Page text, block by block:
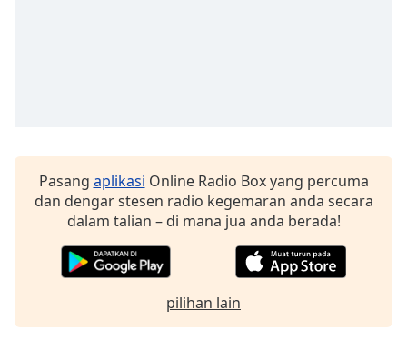
window.Pasang aplikasi Online Radio Box yang percuma
dan dengar stesen radio kegemaran anda secara
dalam talian – di mana jua anda berada!
pilihan lain